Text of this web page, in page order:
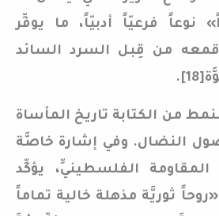
نوعاً فرعيّاً أدبيّاً، ما يوفِّر
من قِبل السرد السائد
من الكتابة تاريخ المأساة
أصول النضال. وفي إشارة خاصَّة
الفلسطينيِّ، يؤكِّد
ثوريَّة مذهلة خالية تماماً